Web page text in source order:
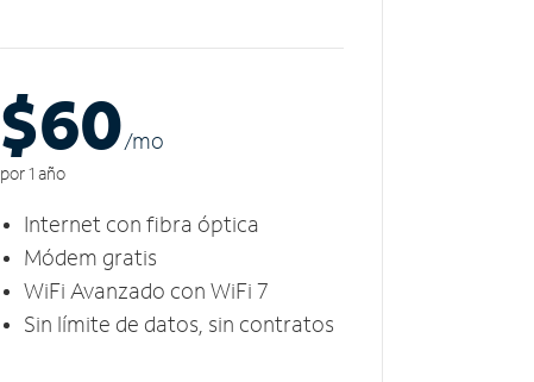
$60/mo
por 1 año
Internet con fibra óptica
Módem gratis
WiFi Avanzado con WiFi 7
Sin límite de datos, sin contratos